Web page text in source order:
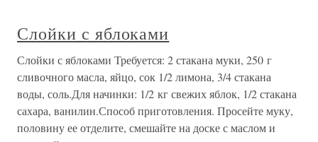
Слойки с яблоками
Слойки с яблоками Требуется: 2 стакана муки, 250 г
сливочного масла, яйцо, сок 1/2 лимона, 3/4 стакана
воды, соль.Для начинки: 1/2 кг свежих яблок, 1/2 стакана
сахара, ванилин.Способ приготовления. Просейте муку,
половину ее отделите, смешайте на доске с маслом и